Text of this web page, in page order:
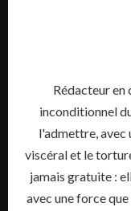
Rédacteur
inconditionnel
l'admettre, avec
viscéral et le
jamais gratuite :
avec une force